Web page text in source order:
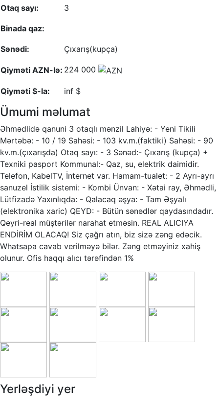
Otaq sayı: 3
Binada qaz:
Sənədi: Çıxarış(kupça)
Qiyməti AZN-lə: 224 000
Qiyməti $-la: inf $
Ümumi məlumat
Əhmədlidə qanuni 3 otaqlı mənzil Lahiyə: - Yeni Tikili
Mərtəbə: - 10 / 19 Sahəsi: - 103 kv.m.(faktiki) Sahəsi: - 90
kv.m.(çıxarışda) Otaq sayı: - 3 Sənəd:- Çıxarış (kupça) +
Texniki pasport Kommunal:- Qaz, su, elektrik daimidir.
Telefon, KabelTV, İnternet var. Hamam-tualet: - 2 Ayrı-ayrı
sanuzel İstilik sistemi: - Kombi Ünvan: - Xətai ray, Əhmədli,
Lütfizadə Yaxınlıqda: - Qalacaq əşya: - Tam Əşyalı
(elektronika xaric) QEYD: - Bütün sənədlər qaydasındadır.
Qeyri-real müştərilər narahat etməsin. REAL ALICIYA
ENDİRİM OLACAQ! Siz çağrı atın, biz sizə zəng edəcik.
Whatsapa cavab verilməyə bilər. Zəng etməyiniz xahiş
olunur. Ofis haqqı alıcı tərəfindən 1%
Yerləşdiyi yer